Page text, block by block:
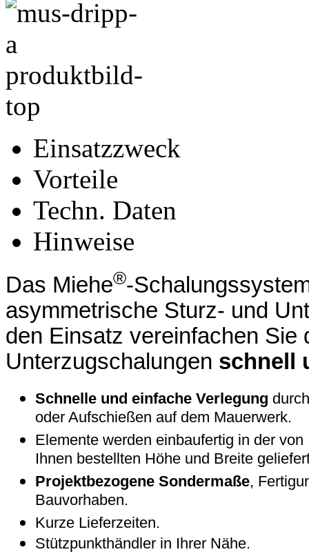
Einsatzzweck
Vorteile
Techn. Daten
Hinweise
Das Miehe®-
asymmetrische Sturz- und
den Einsatz vereinfachen
Unterzugschalungen schnell
Schnelle und einfache Verlegung
oder Aufschießen auf dem Mauerwerk.
Elemente werden einbaufertig in der von
Ihnen bestellten Höhe und Breite
Projektbezogene Sondermaße,
Bauvorhaben.
Kurze Lieferzeiten.
Stützpunkthändler in Ihrer Nähe.